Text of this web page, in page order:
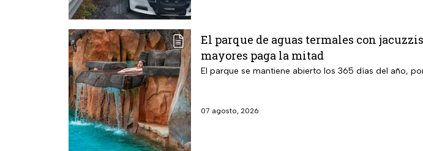
El parque de aguas termales con
mayores paga la mitad
El parque se mantiene abierto los 365 días del año,
07 agosto, 2026